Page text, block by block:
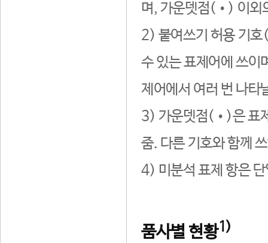
며, 가운뎃점(•) 이외
2) 붙여쓰기 허용 기호
수 있는 표제어에 쓰이
제어에서 여러 번 나타
3) 가운뎃점(•)은 표
줌. 다른 기호와 함께
4) 미분석 표제 항은
품사별 현황1)